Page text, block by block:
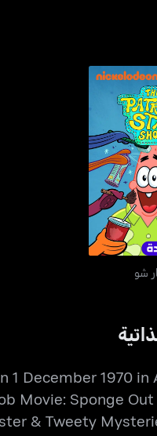
ستار شو
شو
December 1970 in
Movie: Sponge
& Tweety